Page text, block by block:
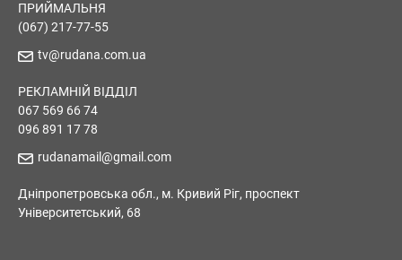
ПРИЙМАЛЬНЯ
(067) 217-77-55
tv@rudana.com.ua
РЕКЛАМНІЙ ВІДДІЛ
067 569 66 74
096 891 17 78
rudanamail@gmail.com
Дніпропетровська обл., м. Кривий Ріг, проспект
Університетський, 68